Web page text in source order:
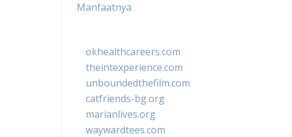
Manfaatnya
okhealthcareers.com
theintexperience.com
unboundedthefilm.com
catfriends-bg.org
marianlives.org
waywardtees.com